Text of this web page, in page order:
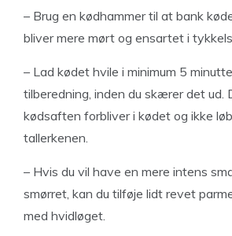
– Brug en kødhammer til at bank
bliver mere mørt og ensartet i
– Lad kødet hvile i minimum 5
tilberedning, inden du skærer det ud.
kødsaften forbliver i kødet og ikke
tallerkenen.
– Hvis du vil have en mere intens
smørret, kan du tilføje lidt revet
med hvidløget.